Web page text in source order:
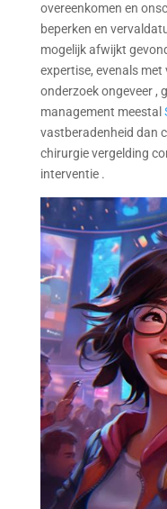
overeenkomen en
beperken en
mogelijk afwijkt
expertise, evenals
onderzoek ongeveer ,
management meestal
vastberadenheid dan
chirurgie vergelding
interventie .